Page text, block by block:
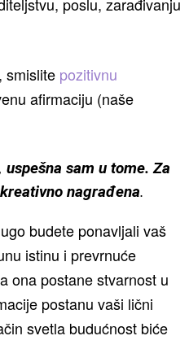
smislite pozitivnu
afirmaciju (naše
sam u tome. Za
nagrađena.
budete ponavljali vaš
istinu i prevrnuće
ona postane stvarnost u
postanu vaši lični
svetla budućnost biće